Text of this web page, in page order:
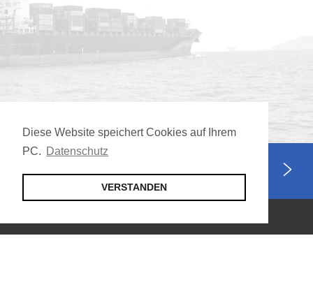
Diese Website speichert Cookies auf Ihrem
PC. Datenschutz
VERSTANDEN
Jetzt Mitglied werden